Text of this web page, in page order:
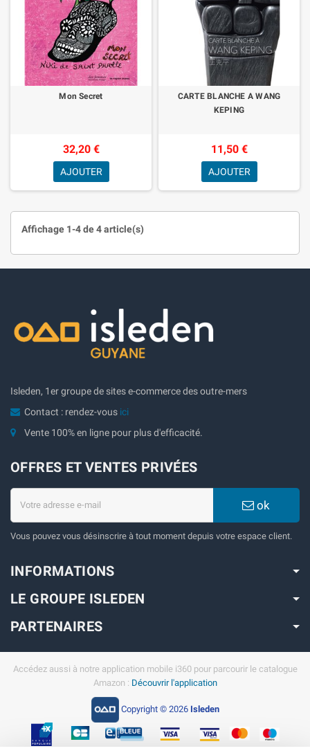
Mon Secret
32,20 €
AJOUTER
CARTE BLANCHE A WANG
KEPING
11,50 €
AJOUTER
Affichage 1-4 de 4 article(s)
Isleden, 1er groupe de sites e-commerce des outre-mers
Contact : rendez-vous ici
Vente 100% en ligne pour plus d'efficacité.
OFFRES ET VENTES PRIVÉES
ok
Vous pouvez vous désinscrire à tout moment depuis votre espace client.
INFORMATIONS
LE GROUPE ISLEDEN
PARTENAIRES
Accédez aussi à notre application mobile i360 pour parcourir le catalogue
Amazon : Découvrir l'application
Copyright © 2026 Isleden